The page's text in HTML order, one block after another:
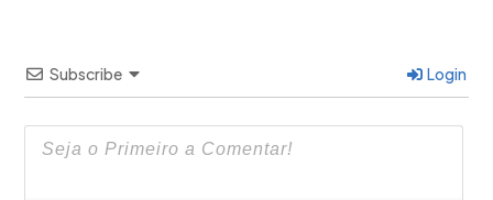
Subscribe Login